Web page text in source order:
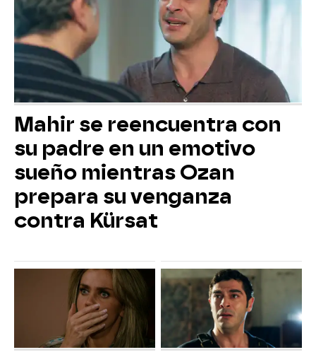
Mahir se reencuentra con
su padre en un emotivo
sueño mientras Ozan
prepara su venganza
contra Kürsat